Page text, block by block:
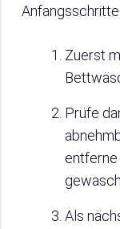
Zuerst
Prüfe
entferne
Als